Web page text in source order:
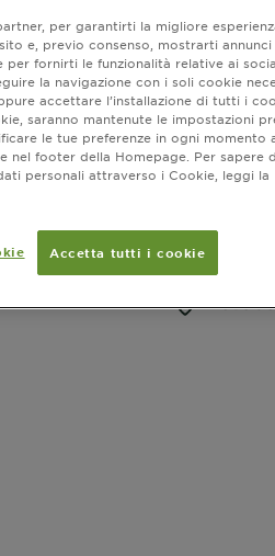
1
SLIDE 2
SLIDE 3
SLIDE 4
SLIDE 5
Latte
per la pelle
immediata
con
naturale
all'acqua.
resistente
sabbia e
MOSTRA DI
FORMATO
Dove
per garantirti la migliore
e, previo consenso, mostrarti annunci
fornirti le funzionalità relative ai
la navigazione con i soli cookie
accettare l’installazione di tutti i
saranno mantenute le impostazioni
le tue preferenze in ogni momento
nel footer della Homepage. Per sapere
personali attraverso i Cookie, leggi la
Accetta tutti i cookie